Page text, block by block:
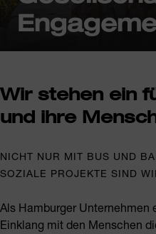
Wir stehen ein
und ihre
NICHT NUR MIT BUS UND
SOZIALE PROJEKTE SIND
Als Hamburger Unternehmen
Einklang mit den Menschen